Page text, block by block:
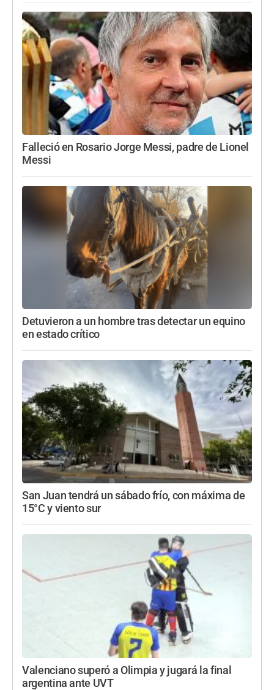
Falleció en Rosario Jorge Messi, padre de Lionel
Messi
Detuvieron a un hombre tras detectar un equino
en estado crítico
San Juan tendrá un sábado frío, con máxima de
15°C y viento sur
Valenciano superó a Olimpia y jugará la final
argentina ante UVT